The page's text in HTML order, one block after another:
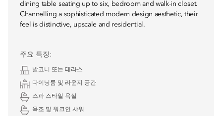
dining table seating up to six, bedroom and walk-in closet.
Channelling a sophisticated modern design aesthetic, their
feel is distinctive, upscale and residential.
주요 특징:
발코니 또는 테라스
다이닝룸 및 라운지 공간
스파 스타일 욕실
욕조 및 워크인 샤워